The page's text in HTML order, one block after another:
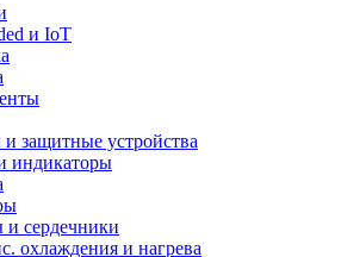
и IoT
защитные устройства
индикаторы
и сердечники
охлаждения и нагрева